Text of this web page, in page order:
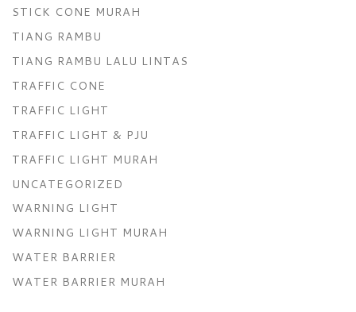
STICK CONE MURAH
TIANG RAMBU
TIANG RAMBU LALU LINTAS
TRAFFIC CONE
TRAFFIC LIGHT
TRAFFIC LIGHT & PJU
TRAFFIC LIGHT MURAH
UNCATEGORIZED
WARNING LIGHT
WARNING LIGHT MURAH
WATER BARRIER
WATER BARRIER MURAH